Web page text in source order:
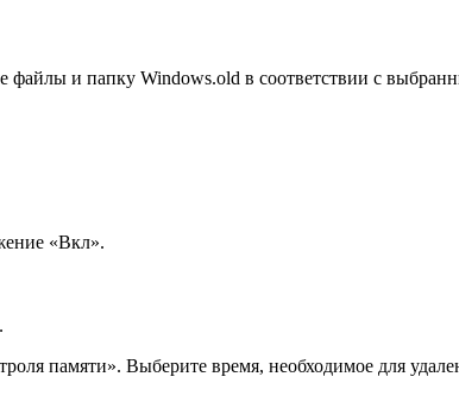
файлы и папку Windows.old в соответствии с
«Bкл».
памяти». Выберите время, необходимое для